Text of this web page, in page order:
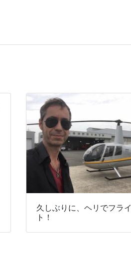
久しぶりに、ヘリでフライ
ト！